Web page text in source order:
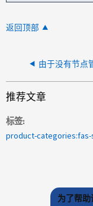
返回顶部
推荐文章
标签
product-
为了帮